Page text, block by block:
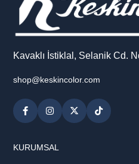
Kavaklı İstiklal, Selanik Cd.
shop@keskincolor.com
KURUMSAL